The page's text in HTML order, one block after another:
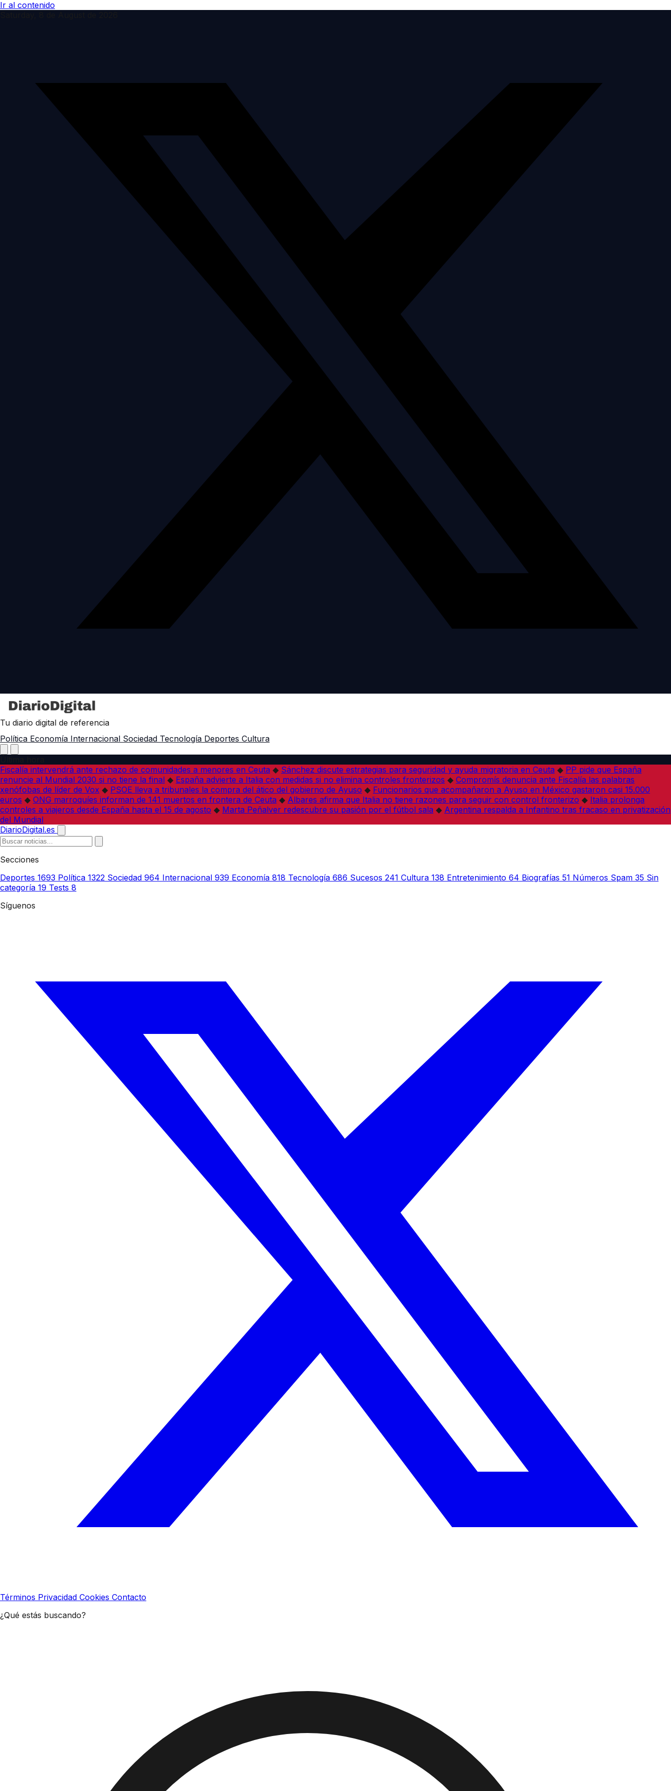
Ir al contenido
Tu diario digital de referencia
Política Economía Internacional Sociedad Tecnología Deportes Cultura
Fiscalía intervendrá ante rechazo de comunidades a menores en Ceuta ◆ Sánchez discute estrategias para seguridad y ayuda migratoria en Ceuta ◆ PP pide que España
renuncie al Mundial 2030 si no tiene la final ◆ España advierte a Italia con medidas si no elimina controles fronterizos ◆ Compromís denuncia ante Fiscalía las palabras
xenófobas de líder de Vox ◆ PSOE lleva a tribunales la compra del ático del gobierno de Ayuso ◆ Funcionarios que acompañaron a Ayuso en México gastaron casi 15.000
euros ◆ ONG marroquíes informan de 141 muertos en frontera de Ceuta ◆ Albares afirma que Italia no tiene razones para seguir con control fronterizo ◆ Italia prolonga
controles a viajeros desde España hasta el 15 de agosto ◆ Marta Peñalver redescubre su pasión por el fútbol sala ◆ Argentina respalda a Infantino tras fracaso en privatización
del Mundial
DiarioDigital.es
Secciones
Deportes 1693 Política 1322 Sociedad 964 Internacional 939 Economía 818 Tecnología 686 Sucesos 241 Cultura 138 Entretenimiento 64 Biografías 51 Números Spam 35 Sin
categoría 19 Tests 8
Síguenos
Términos Privacidad Cookies Contacto
¿Qué estás buscando?